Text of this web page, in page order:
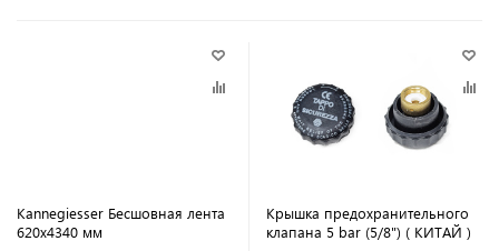
Kannegiesser Бесшовная лента
620х4340 мм
Крышка предохранительного
клапана 5 bar (5/8") ( КИТАЙ )